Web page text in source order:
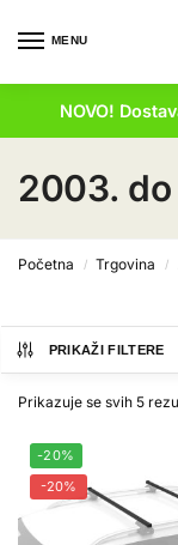
MENU
NOVO!
2003.
Početna / Trgovina /
PRIKAŽI FILTERE
Prikazuje se svih 5
-20%
-20%